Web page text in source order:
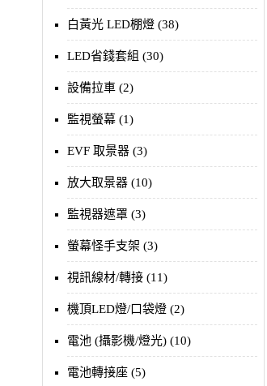
白黃光 LED棚燈 (38)
LED省錢套組 (30)
設備拉車 (2)
監視螢幕 (1)
EVF 取景器 (3)
放大取景器 (10)
監視器遮罩 (3)
螢幕怪手支架 (3)
視訊線材/轉接 (11)
機頂LED燈/口袋燈 (2)
電池 (攝影機/燈光) (10)
電池轉接座 (5)